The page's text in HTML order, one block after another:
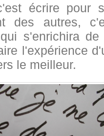
écrire pour
des autres,
s'enrichira
l'expérience
le meilleur.